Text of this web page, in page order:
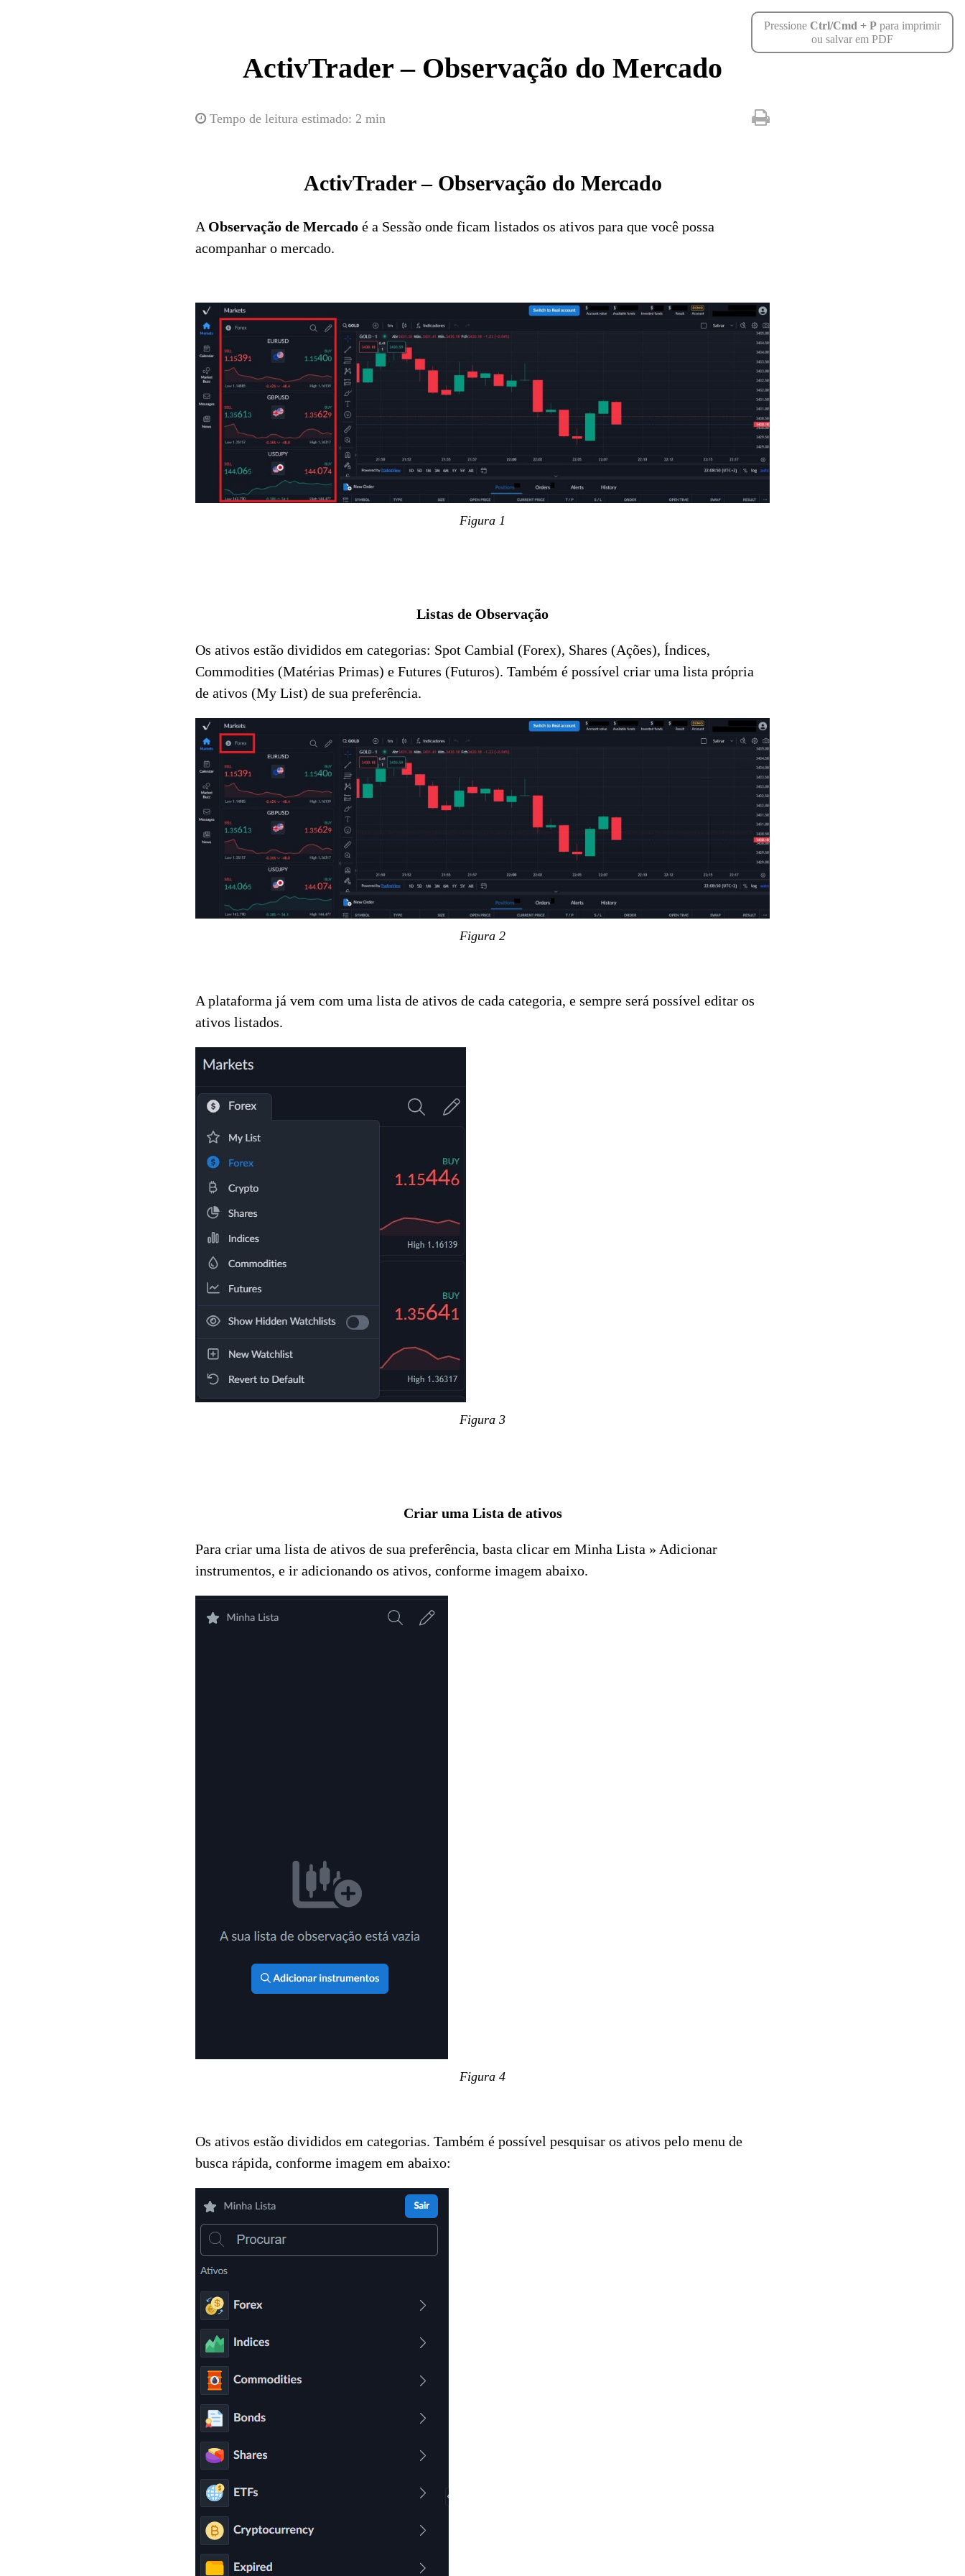
Pressione Ctrl/Cmd + P para imprimir
ou salvar em PDF
ActivTrader – Observação do Mercado
Tempo de leitura estimado: 2 min
ActivTrader – Observação do Mercado
A Observação de Mercado é a Sessão onde ficam listados os ativos para que você possa
acompanhar o mercado.
Figura 1
Listas de Observação
Os ativos estão divididos em categorias: Spot Cambial (Forex), Shares (Ações), Índices,
Commodities (Matérias Primas) e Futures (Futuros). Também é possível criar uma lista própria
de ativos (My List) de sua preferência.
Figura 2
A plataforma já vem com uma lista de ativos de cada categoria, e sempre será possível editar os
ativos listados.
Figura 3
Criar uma Lista de ativos
Para criar uma lista de ativos de sua preferência, basta clicar em Minha Lista » Adicionar
instrumentos, e ir adicionando os ativos, conforme imagem abaixo.
Figura 4
Os ativos estão divididos em categorias. Também é possível pesquisar os ativos pelo menu de
busca rápida, conforme imagem em abaixo: